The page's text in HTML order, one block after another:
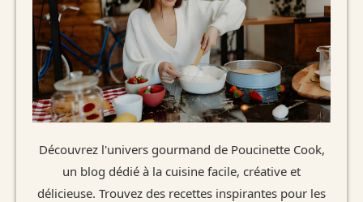
Découvrez l'univers gourmand de Poucinette Cook,
un blog dédié à la cuisine facile, créative et
délicieuse. Trouvez des recettes inspirantes pour les